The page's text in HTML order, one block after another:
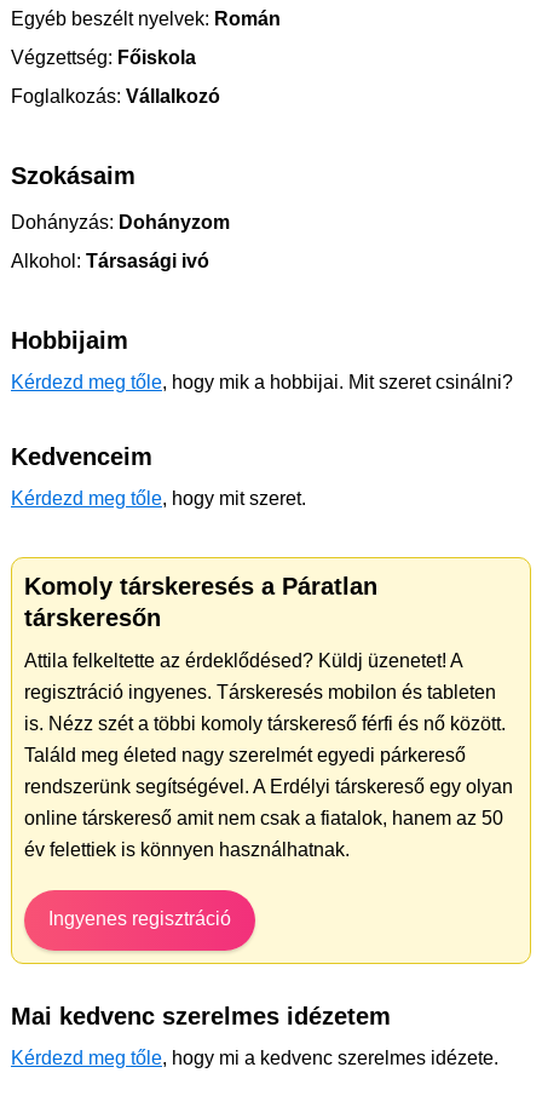
Egyéb beszélt nyelvek: Román
Végzettség: Főiskola
Foglalkozás: Vállalkozó
Szokásaim
Dohányzás: Dohányzom
Alkohol: Társasági ivó
Hobbijaim
Kérdezd meg tőle, hogy mik a hobbijai. Mit szeret csinálni?
Kedvenceim
Kérdezd meg tőle, hogy mit szeret.
Komoly társkeresés a Páratlan
társkeresőn
Attila felkeltette az érdeklődésed? Küldj üzenetet! A
regisztráció ingyenes. Társkeresés mobilon és tableten
is. Nézz szét a többi komoly társkereső férfi és nő között.
Találd meg életed nagy szerelmét egyedi párkereső
rendszerünk segítségével. A Erdélyi társkereső egy olyan
online társkereső amit nem csak a fiatalok, hanem az 50
év felettiek is könnyen használhatnak.
Ingyenes regisztráció
Mai kedvenc szerelmes idézetem
Kérdezd meg tőle, hogy mi a kedvenc szerelmes idézete.